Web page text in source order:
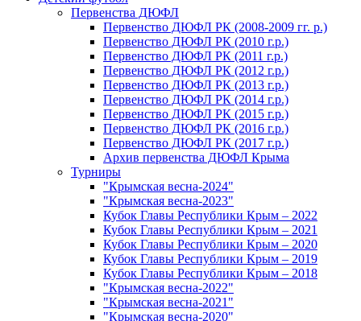
Первенства ДЮФЛ
Первенство ДЮФЛ РК (2008-2009 гг. р.)
Первенство ДЮФЛ РК (2010 г.р.)
Первенство ДЮФЛ РК (2011 г.р.)
Первенство ДЮФЛ РК (2012 г.р.)
Первенство ДЮФЛ РК (2013 г.р.)
Первенство ДЮФЛ РК (2014 г.р.)
Первенство ДЮФЛ РК (2015 г.р.)
Первенство ДЮФЛ РК (2016 г.р.)
Первенство ДЮФЛ РК (2017 г.р.)
Архив первенства ДЮФЛ Крыма
Турниры
"Крымская весна-2024"
"Крымская весна-2023"
Кубок Главы Республики Крым – 2022
Кубок Главы Республики Крым – 2021
Кубок Главы Республики Крым – 2020
Кубок Главы Республики Крым – 2019
Кубок Главы Республики Крым – 2018
"Крымская весна-2022"
"Крымская весна-2021"
"Крымская весна-2020"